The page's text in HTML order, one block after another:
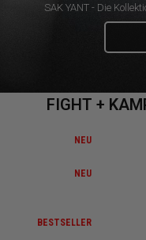
SAK YANT - Die
FIGHT +
NEU
NEU
BESTSELLER